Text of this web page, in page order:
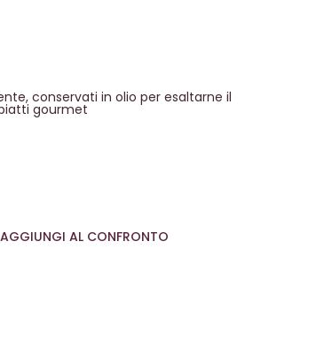
conservati in olio per esaltarne il
gourmet
AGGIUNGI AL CONFRONTO